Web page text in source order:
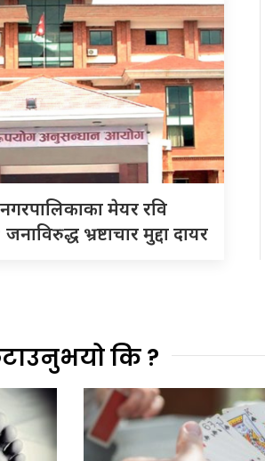
मेयर रवि
भ्रष्टाचार मुद्दा दायर
कि ?